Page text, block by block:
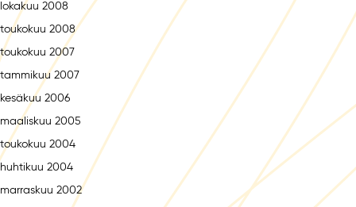
lokakuu 2008
toukokuu 2008
toukokuu 2007
tammikuu 2007
kesäkuu 2006
maaliskuu 2005
toukokuu 2004
huhtikuu 2004
marraskuu 2002